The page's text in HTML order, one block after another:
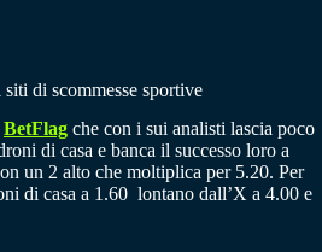
di scommesse sportive
BetFlag che con i sui analisti lascia poco
di casa e banca il successo loro a
un 2 alto che moltiplica per 5.20. Per
di casa a 1.60 lontano dall’X a 4.00 e